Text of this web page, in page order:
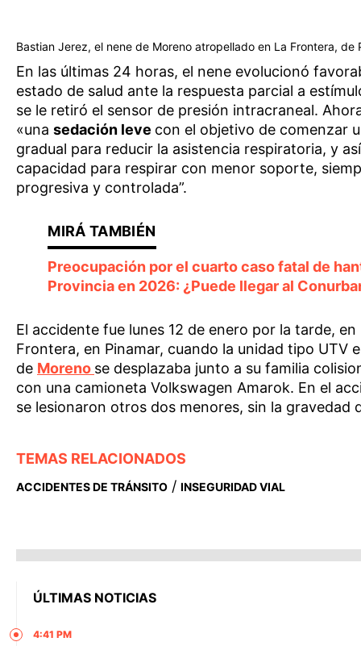
Bastian Jerez, el nene de Moreno atropellado en La Frontera, de
En las últimas 24 horas, el nene evolucionó
estado de salud ante la respuesta parcial a
se le retiró el sensor de presión intracraneal.
«una sedación leve con el objetivo de comenzar
gradual para reducir la asistencia respiratoria, y
capacidad para respirar con menor soporte,
progresiva y controlada”.
Preocupación por el cuarto caso fatal de
Provincia en 2026: ¿Puede llegar al
El accidente fue lunes 12 de enero por la tarde, en
Frontera, en Pinamar, cuando la unidad tipo UTV
de Moreno se desplazaba junto a su familia
con una camioneta Volkswagen Amarok. En el
se lesionaron otros dos menores, sin la gravedad
TEMAS RELACIONADOS
ACCIDENTES DE TRÁNSITO / INSEGURIDAD VIAL
ÚLTIMAS NOTICIAS
4:41 PM